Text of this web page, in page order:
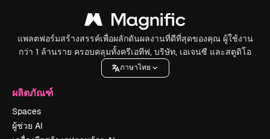
แพลตฟอร์มสร้างสรรค์เพื่อผลักดันผลงานที่ดีที่สุดของคุณ ผู้ใช้งาน
กว่า 1 ล้านราย ครอบคลุมทั้งครีเอทีฟ, บริษัท, เอเจนซี และสตูดิโอ
ภาษาไทย
ผลิตภัณฑ์
Spaces
ผู้ช่วย AI